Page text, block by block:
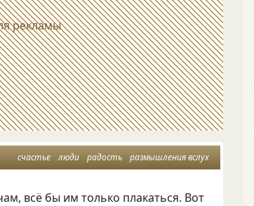
рекламы
счастье люди радость размышления вслух
всё бы им только плакаться. Вот